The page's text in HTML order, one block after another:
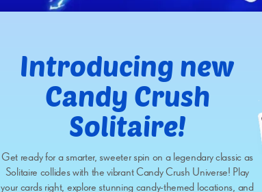
Introducing new
Candy Crush
Solitaire!
Get ready for a smarter, sweeter spin on a legendary classic as
Solitaire collides with the vibrant Candy Crush Universe! Play
your cards right, explore stunning candy-themed locations, and